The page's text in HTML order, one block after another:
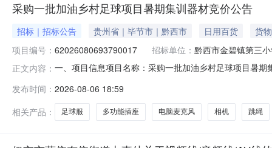
采购一批加油乡村足球项目暑期集训器材竞价公告
招标｜招标公告 贵州省｜毕节市｜黔西市 日用百货
货物
项目编号： 62026080693790017 招标单位： 黔西市金碧镇第三
正文内容： 一、项目信息项目名称：采购一批加油乡村足球项目暑
求:商品类目:多功能插座;采购人需求描述:1.产品符合
发布时间： 2026-08-06 18:59
相关产品：
足球服 多功能插座 电脑麦克风 相机 跳绳